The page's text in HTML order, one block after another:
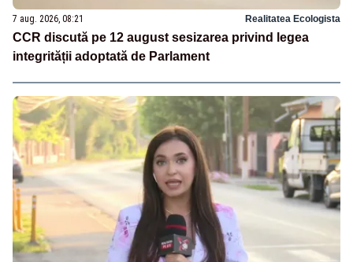
7 aug. 2026, 08:21 Realitatea Ecologista
CCR discută pe 12 august sesizarea privind legea
integrității adoptată de Parlament